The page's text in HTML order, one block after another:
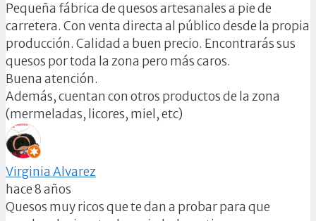
Pequeña fábrica de quesos artesanales a pie de
carretera. Con venta directa al público desde la propia
producción. Calidad a buen precio. Encontrarás sus
quesos por toda la zona pero más caros.
Buena atención.
Además, cuentan con otros productos de la zona
(mermeladas, licores, miel, etc)
Virginia Alvarez
hace 8 años
Quesos muy ricos que te dan a probar para que